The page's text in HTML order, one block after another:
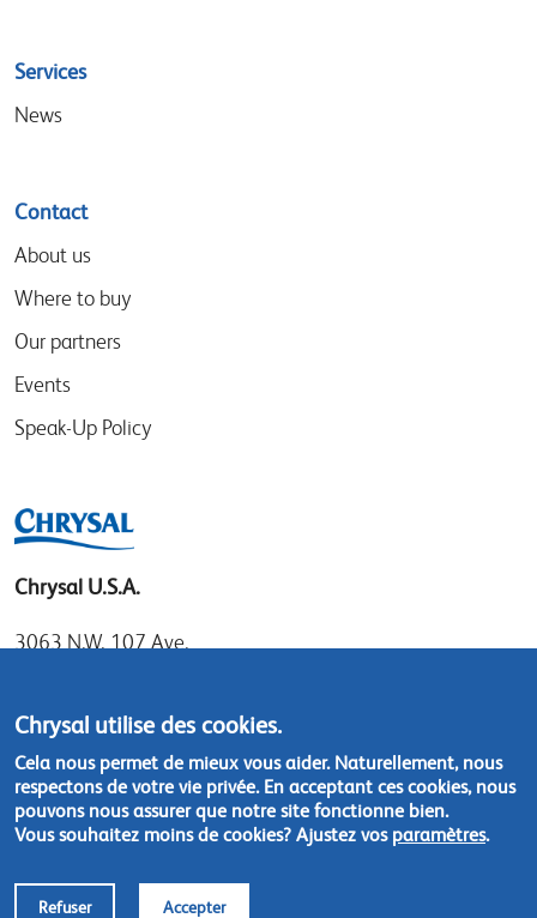
Services
News
Contact
About us
Where to buy
Our partners
Events
Speak-Up Policy
Chrysal U.S.A.
3063 N.W. 107 Ave.
Tel: 1.800.247.9725
Local: 305.477.0112
Fax:305.477.1284
Contact us
Chrysal utilise des cookies.
Cela nous permet de mieux vous aider. Naturellement, nous
respectons de votre vie privée. En acceptant ces cookies, nous
pouvons nous assurer que notre site fonctionne bien.
Vous souhaitez moins de cookies? Ajustez vos paramètres.
Refuser Accepter